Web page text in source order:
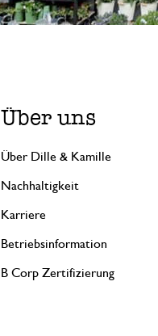
Über uns
Über Dille & Kamille
Nachhaltigkeit
Karriere
Betriebsinformation
B Corp Zertifizierung